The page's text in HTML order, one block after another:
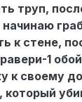
труп,
к стене,
1
к своему
который